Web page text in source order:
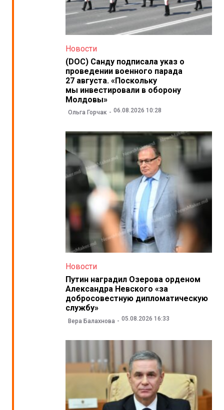
Новости
(DOC) Санду подписала указ о
проведении военного парада
27 августа. «Поскольку
мы инвестировали в оборону
Молдовы»
Ольга Горчак 06.08.2026 10:28
Новости
Путин наградил Озерова орденом
Александра Невского «за
добросовестную дипломатическую
службу»
Вера Балахнова 05.08.2026 16:33